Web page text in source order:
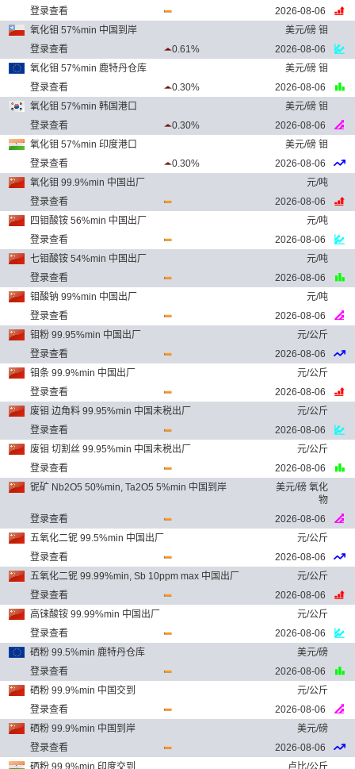
登录查看
2026-08-06
氧化钼 57%min 中国到岸
美元/磅 钼
登录查看
0.61%
2026-08-06
氧化钼 57%min 鹿特丹仓库
美元/磅 钼
登录查看
0.30%
2026-08-06
氧化钼 57%min 韩国港口
美元/磅 钼
登录查看
0.30%
2026-08-06
氧化钼 57%min 印度港口
美元/磅 钼
登录查看
0.30%
2026-08-06
氧化钼 99.9%min 中国出厂
元/吨
登录查看
2026-08-06
四钼酸铵 56%min 中国出厂
元/吨
登录查看
2026-08-06
七钼酸铵 54%min 中国出厂
元/吨
登录查看
2026-08-06
钼酸钠 99%min 中国出厂
元/吨
登录查看
2026-08-06
钼粉 99.95%min 中国出厂
元/公斤
登录查看
2026-08-06
钼条 99.9%min 中国出厂
元/公斤
登录查看
2026-08-06
废钼 边角料 99.95%min 中国未税出厂
元/公斤
登录查看
2026-08-06
废钼 切割丝 99.95%min 中国未税出厂
元/公斤
登录查看
2026-08-06
铌矿 Nb2O5 50%min, Ta2O5 5%min 中国到岸
美元/磅 氧化
物
登录查看
2026-08-06
五氧化二铌 99.5%min 中国出厂
元/公斤
登录查看
2026-08-06
五氧化二铌 99.99%min, Sb 10ppm max 中国出厂
元/公斤
登录查看
2026-08-06
高铼酸铵 99.99%min 中国出厂
元/公斤
登录查看
2026-08-06
硒粉 99.5%min 鹿特丹仓库
美元/磅
登录查看
2026-08-06
硒粉 99.9%min 中国交到
元/公斤
登录查看
2026-08-06
硒粉 99.9%min 中国到岸
美元/磅
登录查看
2026-08-06
硒粉 99.9%min 印度交到
卢比/公斤